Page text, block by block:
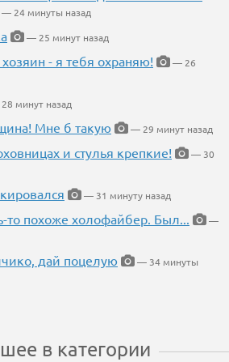
— 24 минуты назад
— 25 минут назад
- я тебя охраняю!
— 26
минут назад
Мне б такую
— 29 минут назад
и стулья крепкие!
— 30
— 31 минуту назад
то похоже холофайбер. Был...
—
дай поцелую
— 34 минуты
в категории